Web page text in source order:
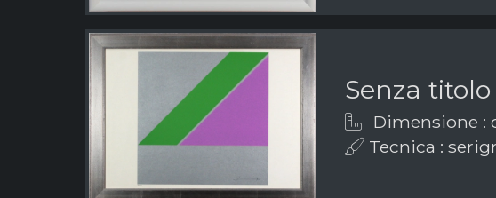
Senza titolo
Dimensione :
Tecnica :